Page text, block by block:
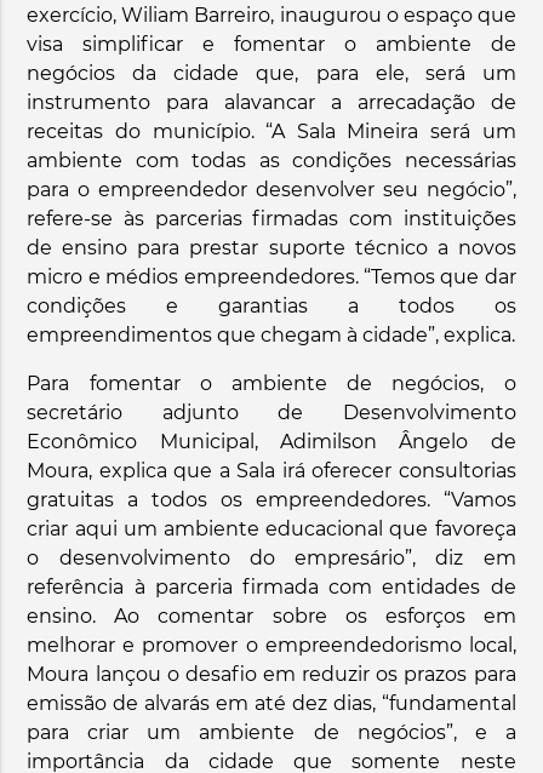
exercício, Wiliam Barreiro, inaugurou o espaço que
visa simplificar e fomentar o ambiente de
negócios da cidade que, para ele, será um
instrumento para alavancar a arrecadação de
receitas do município. “A Sala Mineira será um
ambiente com todas as condições necessárias
para o empreendedor desenvolver seu negócio”,
refere-se às parcerias firmadas com instituições
de ensino para prestar suporte técnico a novos
micro e médios empreendedores. “Temos que dar
condições e garantias a todos os
empreendimentos que chegam à cidade”, explica.
Para fomentar o ambiente de negócios, o
secretário adjunto de Desenvolvimento
Econômico Municipal, Adimilson Ângelo de
Moura, explica que a Sala irá oferecer consultorias
gratuitas a todos os empreendedores. “Vamos
criar aqui um ambiente educacional que favoreça
o desenvolvimento do empresário”, diz em
referência à parceria firmada com entidades de
ensino. Ao comentar sobre os esforços em
melhorar e promover o empreendedorismo local,
Moura lançou o desafio em reduzir os prazos para
emissão de alvarás em até dez dias, “fundamental
para criar um ambiente de negócios”, e a
importância da cidade que somente neste